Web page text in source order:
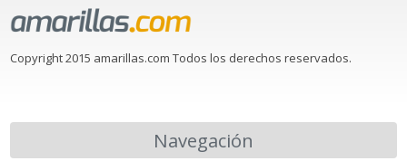
Copyright 2015 amarillas.com Todos los derechos reservados.
Navegación